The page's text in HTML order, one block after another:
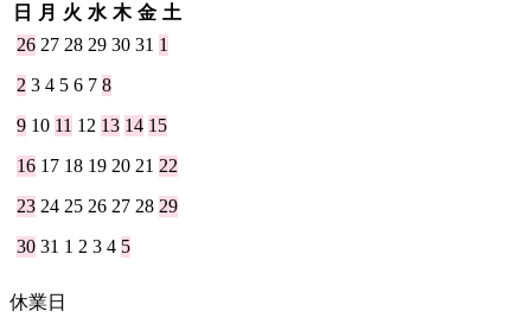
日 月 火 水 木 金 土
26 27 28 29 30 31 1
2 3 4 5 6 7 8
9 10 11 12 13 14 15
16 17 18 19 20 21 22
23 24 25 26 27 28 29
30 31 1 2 3 4 5
休業日